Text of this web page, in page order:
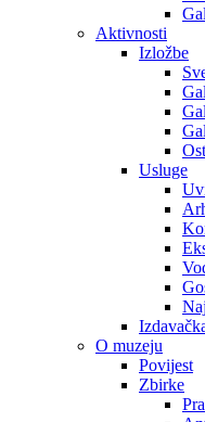
Aktivnosti
Izložbe
Usluge
O muzeju
Povijest
Zbirke